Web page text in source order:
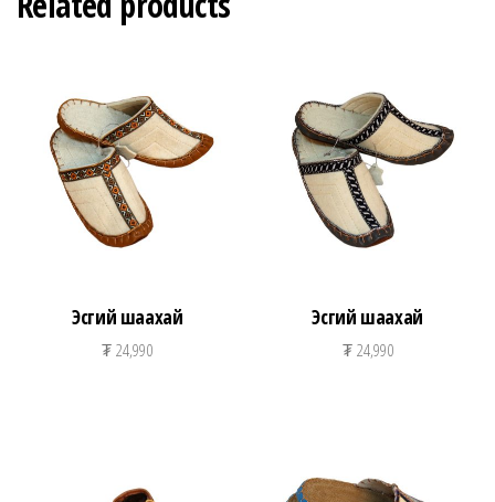
Эсгий шаахай
₮24,990
Эсгий шаахай
₮24,990